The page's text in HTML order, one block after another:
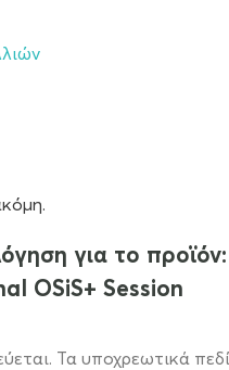
για το προϊόν:
OSiS+ Session
Τα υποχρεωτικά